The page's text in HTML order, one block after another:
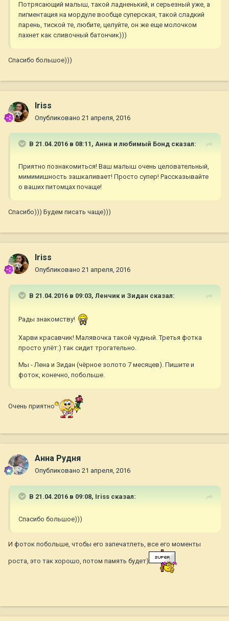
Потрясающий малыш, такой ладненький, и серьезный уже, а
пигментация на мордуле вообще суперская, такой сладкий
парень, тиской те, любите, целуйте, он же еще молочком
пахнет как сливочный батончик)))
Спасибо большое)))
Iriss
Опубликовано 21 апреля, 2016
В 21.04.2016 в 08:11, Анна и любимый Бонд сказал:
Приятно познакомиться! Ваш малыш очень целовательный,
мимимишность зашкаливает! Просто супер! Рассказывайте
о ваших питомцах почаще!
Спасибо))) Будем писать чаще)))
Iriss
Опубликовано 21 апреля, 2016
В 21.04.2016 в 09:03, Ленчик и Зидан сказал:
Рады знакомству!
Харви красавчик! Малявочка такой чудный. Третья фотка
просто улёт:) так сидит трогательно.
Мы - Лена и Зидан (чёрное золото 7 месяцев). Пишите и
фоток, конечно, побольше.
Очень приятно
Анна Рудня
Опубликовано 21 апреля, 2016
В 21.04.2016 в 09:08, Iriss сказал:
Спасибо большое)))
И фоток побольше, чтобы его запечатлеть, все его моменты
роста, это так хорошо, потом память будет)